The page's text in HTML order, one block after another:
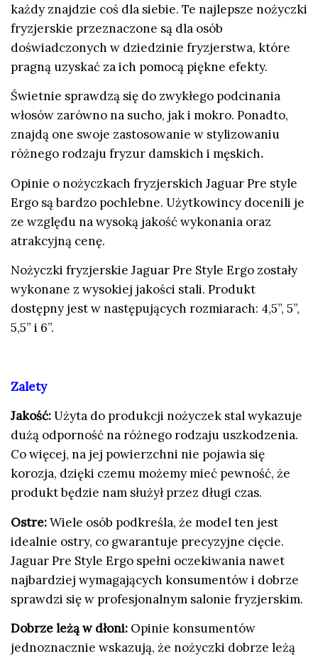
każdy znajdzie coś dla siebie. Te najlepsze nożyczki
fryzjerskie przeznaczone są dla osób
doświadczonych w dziedzinie fryzjerstwa, które
pragną uzyskać za ich pomocą piękne efekty.
Świetnie sprawdzą się do zwykłego podcinania
włosów zarówno na sucho, jak i mokro. Ponadto,
znajdą one swoje zastosowanie w stylizowaniu
różnego rodzaju fryzur damskich i męskich.
Opinie o nożyczkach fryzjerskich Jaguar Pre style
Ergo są bardzo pochlebne. Użytkowincy docenili je
ze względu na wysoką jakość wykonania oraz
atrakcyjną cenę.
Nożyczki fryzjerskie Jaguar Pre Style Ergo zostały
wykonane z wysokiej jakości stali. Produkt
dostępny jest w następujących rozmiarach: 4,5”, 5”,
5,5” i 6”.
Zalety
Jakość:Użyta do produkcji nożyczek stal wykazuje
dużą odporność na różnego rodzaju uszkodzenia.
Co więcej, na jej powierzchni nie pojawia się
korozja, dzięki czemu możemy mieć pewność, że
produkt będzie nam służył przez długi czas.
Ostre:Wiele osób podkreśla, że model ten jest
idealnie ostry, co gwarantuje precyzyjne cięcie.
Jaguar Pre Style Ergo spełni oczekiwania nawet
najbardziej wymagających konsumentów i dobrze
sprawdzi się w profesjonalnym salonie fryzjerskim.
Dobrze leżą w dłoni: Opinie konsumentów
jednoznacznie wskazują, że nożyczki dobrze leżą